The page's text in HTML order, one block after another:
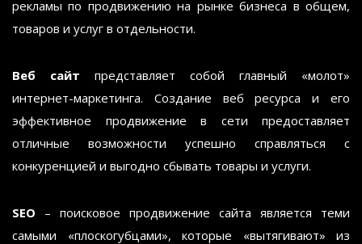
рекламы по продвижению на рынке бизнеса в общем,
товаров и услуг в отдельности.
Веб сайт представляет собой главный «молот»
интернет-маркетинга. Создание веб ресурса и его
эффективное продвижение в сети предоставляет
отличные возможности успешно справляться с
конкуренцией и выгодно сбывать товары и услуги.
SEO – поисковое продвижение сайта является теми
самыми «плоскогубцами», которые «вытягивают» из